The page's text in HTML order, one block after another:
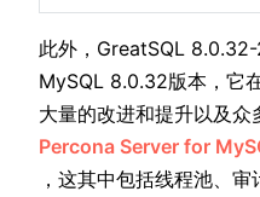
此外，GreatSQL
MySQL 8.0.32版本，它
大量的改进和提升以及众
Percona Server for
(opens new window)
，这其中包括线程池、